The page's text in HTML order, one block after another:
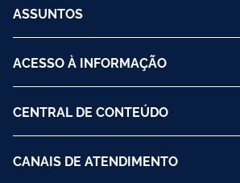
ASSUNTOS
ACESSO À INFORMAÇÃO
CENTRAL DE CONTEÚDO
CANAIS DE ATENDIMENTO